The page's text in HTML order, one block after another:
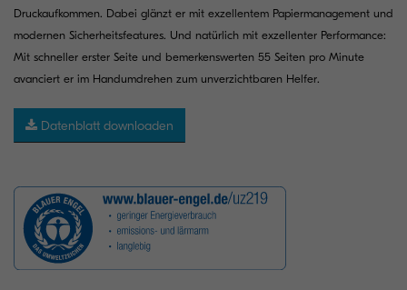
Druckaufkommen. Dabei glänzt er mit exzellentem Papiermanagement und
modernen Sicherheitsfeatures. Und natürlich mit exzellenter Performance:
Mit schneller erster Seite und bemerkenswerten 55 Seiten pro Minute
avanciert er im Handumdrehen zum unverzichtbaren Helfer.
Datenblatt downloaden